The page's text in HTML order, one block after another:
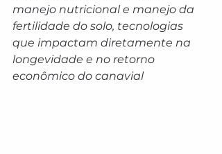
manejo nutricional e manejo da
fertilidade do solo, tecnologias
que impactam diretamente na
longevidade e no retorno
econômico do canavial